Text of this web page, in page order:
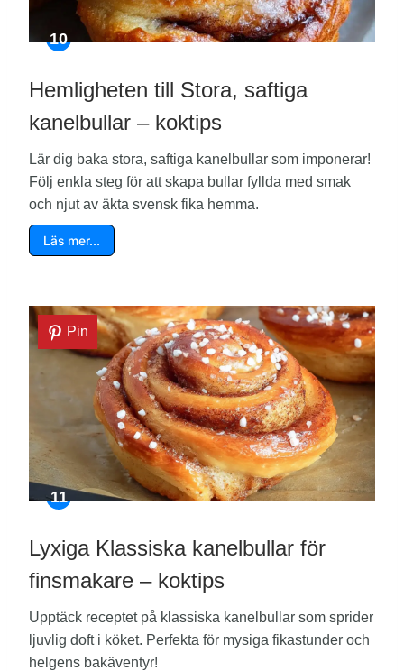
Hemligheten till Stora, saftiga
kanelbullar – koktips
Lär dig baka stora, saftiga kanelbullar som imponerar!
Följ enkla steg för att skapa bullar fyllda med smak
och njut av äkta svensk fika hemma.
Läs mer…
Pin
Lyxiga Klassiska kanelbullar för
finsmakare – koktips
Upptäck receptet på klassiska kanelbullar som sprider
ljuvlig doft i köket. Perfekta för mysiga fikastunder och
helgens bakäventyr!